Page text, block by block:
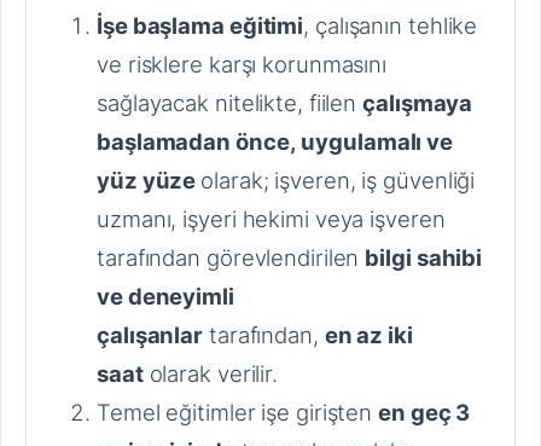
İşe başlama eğitimi, çalışanın tehlike
ve risklere karşı korunmasını
sağlayacak nitelikte, fiilençalışmaya
başlamadan önce, uygulamalı ve
yüz yüze olarak; işveren, iş güvenliği
uzmanı, işyeri hekimi veya işveren
tarafından görevlendirilen bilgi sahibi
ve deneyimli
çalışanlar tarafından, en az iki
saatolarak verilir.
Temel eğitimler işe giriştenen geç 3